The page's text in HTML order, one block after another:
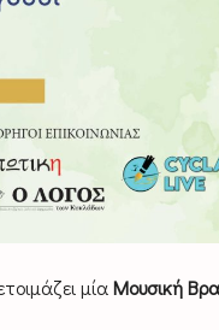
μίαΜουσική